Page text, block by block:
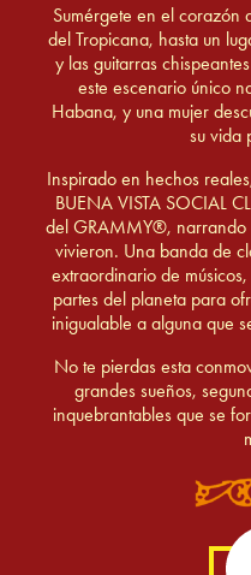
S
O
R
E
Sumérgete en el corazón
del Tropicana, hasta un
y las guitarras
este escenario único
Habana, y una mujer
su vida
Inspirado en hechos
BUENA VISTA SOCIAL
del GRAMMY®, narrando
vivieron. Una banda de
extraordinario de
partes del planeta para
inigualable a alguna que
No te pierdas esta
grandes sueños,
inquebrantables que se